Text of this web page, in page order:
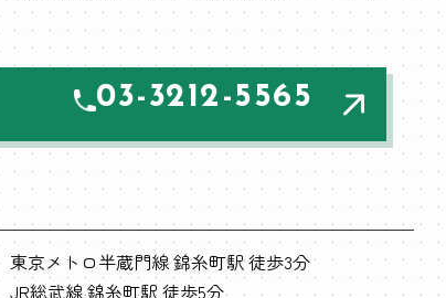
03-3212-5565
東京メトロ半蔵門線 錦糸町駅 徒歩3分
JR総武線 錦糸町駅 徒歩5分